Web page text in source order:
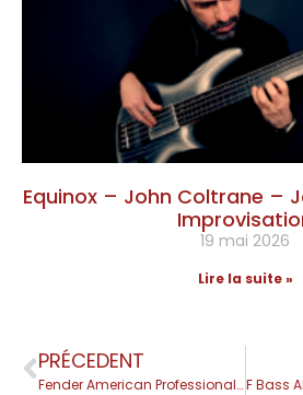
Equinox – John Coltrane –
19 mai 2026
Lire la suite »
PRÉCEDENT
Fender American Professional II Jazz Bass